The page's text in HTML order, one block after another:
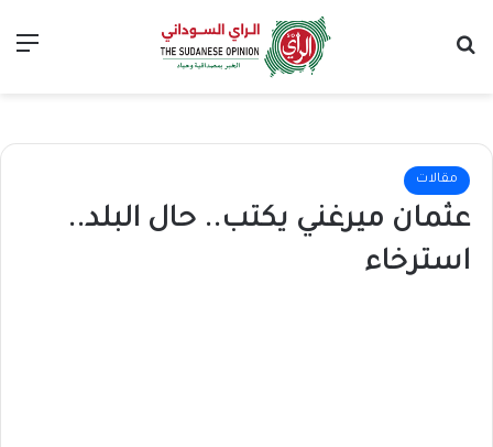
مقالات
عثمان ميرغني يكتب.. حال البلد..
استرخاء